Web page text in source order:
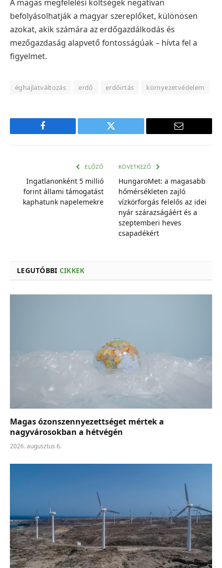
A magas megfelelési költségek negatívan
befolyásolhatják a magyar szereplőket, különösen
azokat, akik számára az erdőgazdálkodás és
mezőgazdaság alapvető fontosságúak – hívta fel a
figyelmet.
éghajlatváltozás erdő erdőirtás környezetvédelem
Facebook Twitter
E-
ELŐZŐ
Ingatlanonként 5 millió
forint állami támogatást
kaphatunk napelemekre
KÖVETKEZŐ
HungaroMet: a magasabb
hőmérsékleten zajló
vízkörforgás felelős az idei
nyár szárazságáért és a
szeptemberi heves
csapadékért
LEGUTÓBBI CIKKEK
Magas ózonszennyezettséget mértek a
nagyvárosokban a hétvégén
2026. augusztus 6.